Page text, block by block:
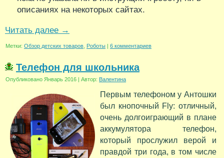
описаниях на некоторых сайтах.
Читать далее →
Метки: Обзор детских товаров Роботы | 6 комментариев
Телефон для школьника
Опубликовано Январь 2016 | Автор: Валентина
Первым телефоном у Антошки
был кнопочный Fly: отличный,
очень долгоиграющий в плане
аккумулятора телефон,
который прослужил верой и
правдой три года, в том числе